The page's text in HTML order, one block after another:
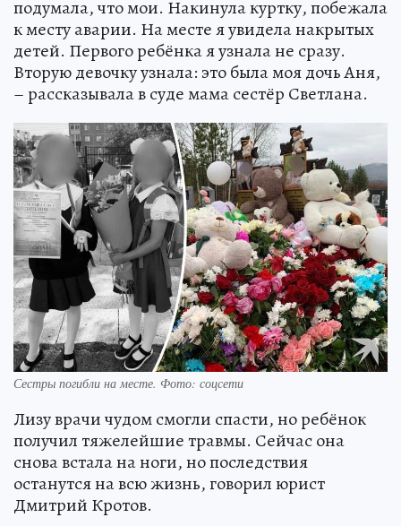
подумала, что мои. Накинула куртку, побежала
к месту аварии. На месте я увидела накрытых
детей. Первого ребёнка я узнала не сразу.
Вторую девочку узнала: это была моя дочь Аня,
– рассказывала в суде мама сестёр Светлана.
Сестры погибли на месте. Фото: соцсети
Лизу врачи чудом смогли спасти, но ребёнок
получил тяжелейшие травмы. Сейчас она
снова встала на ноги, но последствия
останутся на всю жизнь, говорил юрист
Дмитрий Кротов.